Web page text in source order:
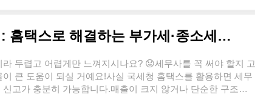
세무사 없이 세금 신고하는 법: 홈택스로 해결하는 부가세·종소세 신고 매뉴얼
두렵고 어렵게만 느껴지시나요? 😟세무사를 꼭 써야 할지 고
이 큰 도움이 되실 거예요!사실 국세청 홈택스를 활용하면 세무
신고가 충분히 가능합니다.매출이 크지 않거나 단순한 구조를